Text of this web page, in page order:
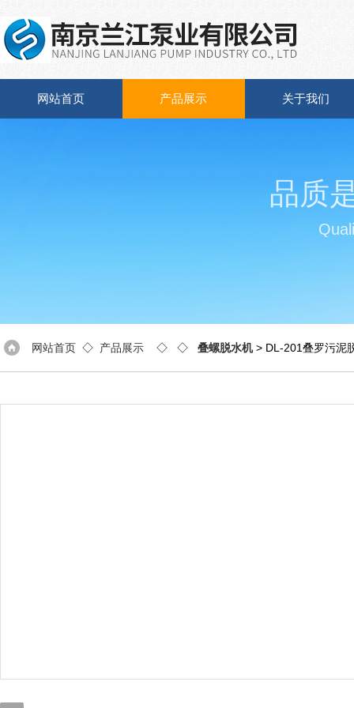
网站首页 产品展示 关于我们
品质
网站首页 ◇ 产品展示 ◇ ◇ 叠螺脱水机> DL-201叠罗污泥